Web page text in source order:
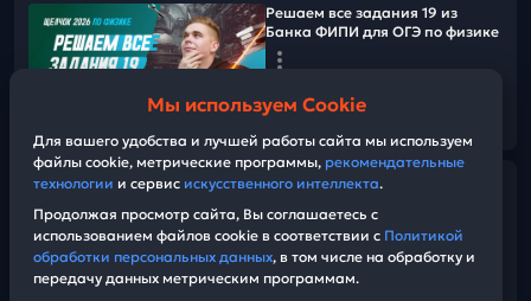
Решаем все задания 19 из
Банка ФИПИ для ОГЭ по физике
01 мая 2026 г., 11:19
01:35:37
Решаем все задания 20-22
ФИПИ для ОГЭ по физике. Часть
1
ОГЭ по физике с Гришей
Мы используем Cookie
Для вашего удобства и лучшей работы сайта мы используем
файлы cookie, метрические программы, рекомендательные
технологии и сервис искусственного интеллекта.
Продолжая просмотр сайта, Вы соглашаетесь с
использованием файлов cookie в соответствии с Политикой
обработки персональных данных, в том числе на обработку и
передачу данных метрическим программам.